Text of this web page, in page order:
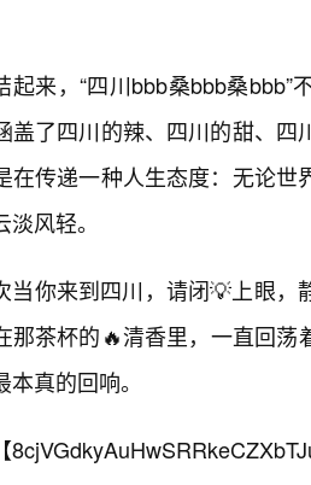
起来，“四川bbb桑bbb桑
盖了四川的辣、四川的甜、
在传递一种人生态度：无论
风轻。
当你来到四川，请闭💡上眼
那茶杯的🔥清香里，一直回
本真的回响。